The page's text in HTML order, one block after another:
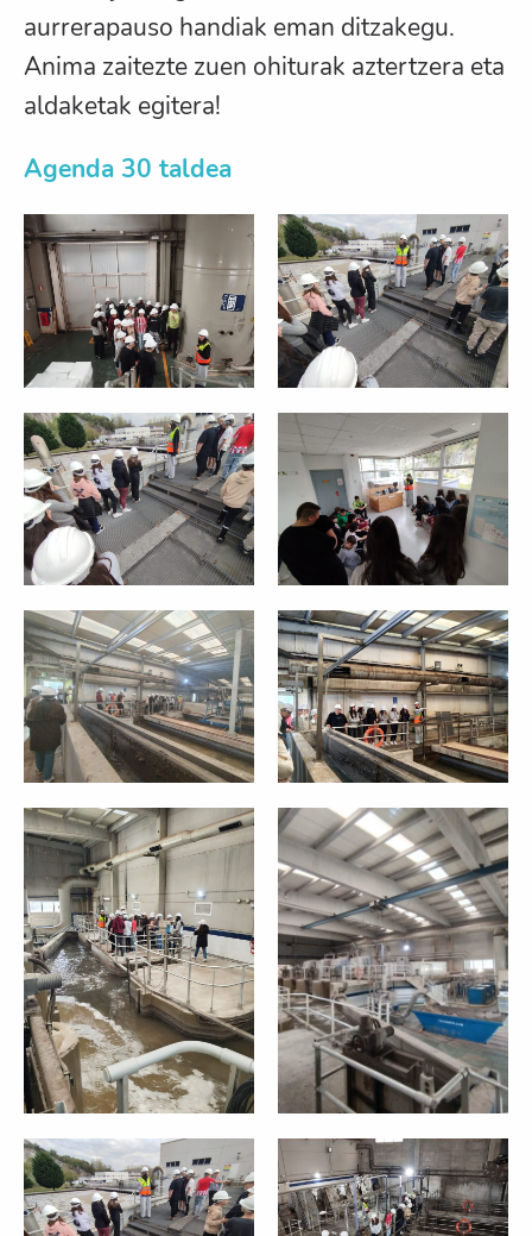
aurrerapauso handiak eman ditzakegu.
Anima zaitezte zuen ohiturak aztertzera eta
aldaketak egitera!
Agenda 30 taldea